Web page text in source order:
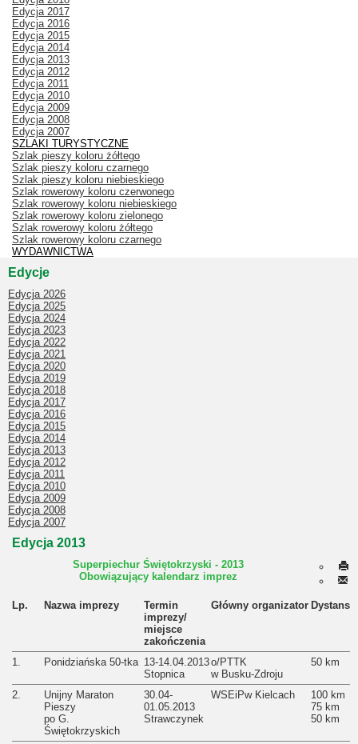
Edycja 2017
Edycja 2016
Edycja 2015
Edycja 2014
Edycja 2013
Edycja 2012
Edycja 2011
Edycja 2010
Edycja 2009
Edycja 2008
Edycja 2007
SZLAKI TURYSTYCZNE
Szlak pieszy koloru żółtego
Szlak pieszy koloru czarnego
Szlak pieszy koloru niebieskiego
Szlak rowerowy koloru czerwonego
Szlak rowerowy koloru niebieskiego
Szlak rowerowy koloru zielonego
Szlak rowerowy koloru żółtego
Szlak rowerowy koloru czarnego
WYDAWNICTWA
Edycje
Edycja 2026
Edycja 2025
Edycja 2024
Edycja 2023
Edycja 2022
Edycja 2021
Edycja 2020
Edycja 2019
Edycja 2018
Edycja 2017
Edycja 2016
Edycja 2015
Edycja 2014
Edycja 2013
Edycja 2012
Edycja 2011
Edycja 2010
Edycja 2009
Edycja 2008
Edycja 2007
Edycja 2013
Superpiechur Świętokrzyski - 2013
Obowiązujący kalendarz imprez
Lp. Nazwa imprezy
Termin
imprezy/
miejsce
zakończenia
Główny organizator Dystans
1. Ponidziańska 50-tka 13-14.04.2013
Stopnica
o/PTTK
w Busku-Zdroju
50 km
2.
Unijny Maraton
Pieszy
po G.
Świętokrzyskich
30.04-
01.05.2013
Strawczynek
WSEiPw Kielcach
100 km
75 km
50 km